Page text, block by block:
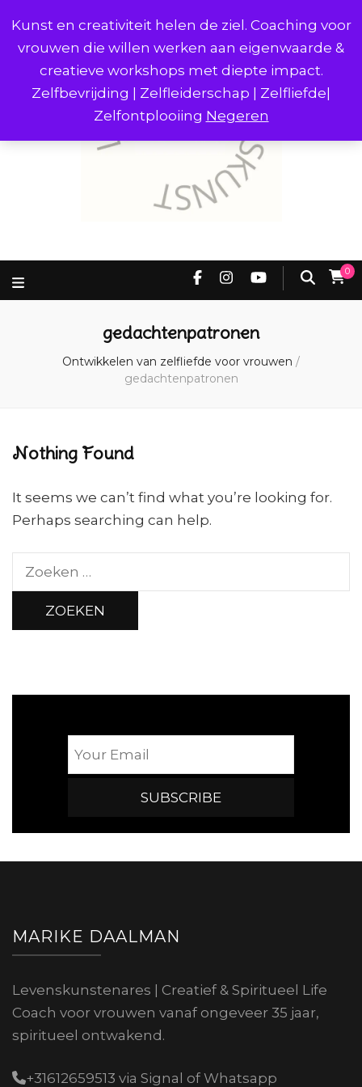
Kunst en creativiteit helen de ziel. Coaching voor
vrouwen die willen werken aan eigenwaarde &
creatieve workshops met diepte impact.
Zelfbevrijding | Zelfleiderschap | Zelfliefde|
Zelfontplooiing Negeren
0
gedachtenpatronen
Ontwikkelen van zelfliefde voor vrouwen /
gedachtenpatronen
Nothing Found
It seems we can’t find what you’re looking for.
Perhaps searching can help.
Zoeken
MARIKE DAALMAN
Levenskunstenares | Creatief & Spiritueel Life
Coach voor vrouwen vanaf ongeveer 35 jaar,
spiritueel ontwakend.
+31612659513 via Signal of Whatsapp